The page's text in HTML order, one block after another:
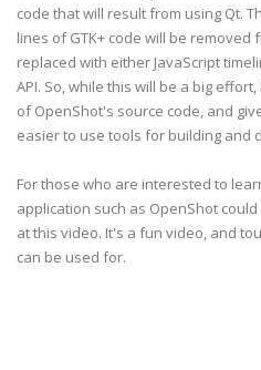
code that will result from using Qt.
lines of GTK+ code will be removed
replaced with either JavaScript
API. So, while this will be a big effort,
of OpenShot's source code, and
easier to use tools for building and
For those who are interested to
application such as OpenShot
at this video. It's a fun video, and
can be used for.